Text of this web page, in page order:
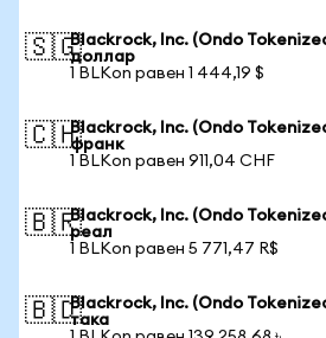
🇸🇬Blackrock, Inc. (Ondo
доллар
1 BLKon равен 1 444,19 $
🇨🇭Blackrock, Inc. (Ondo
франк
1 BLKon равен 911,04 CHF
🇧🇷Blackrock, Inc. (Ondo
реал
1 BLKon равен 5 771,47 R$
🇧🇩Blackrock, Inc. (Ondo
така